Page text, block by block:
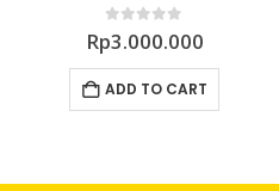
0out of 5
Rp3.000.000
ADD TO CART